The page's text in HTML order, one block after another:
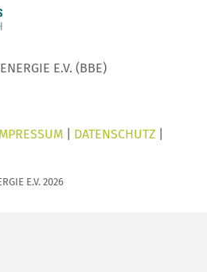
E.V. (BBE)
DATENSCHUTZ
E.V. 2026